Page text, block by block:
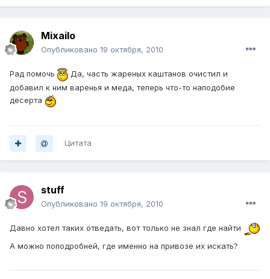
Mixailo
Опубликовано 19 октября, 2010
Рад помочь
Да, часть жареных каштанов очистил и
добавил к ним варенья и меда, теперь что-то наподобие
десерта
Цитата
stuff
Опубликовано 19 октября, 2010
Давно хотел таких отведать, вот только не знал где найти
А можно поподробней, где именно на привозе их искать?